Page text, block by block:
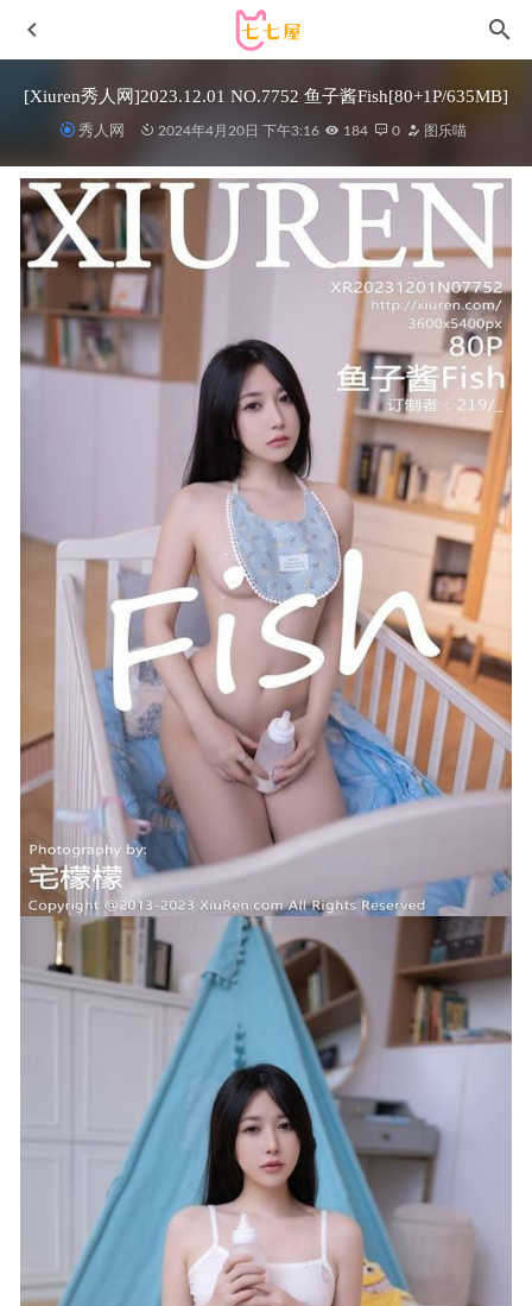
[Xiuren秀人网]2023.12.01 NO.7752 鱼子酱Fish[80+1P/635MB]
秀人网 2024年4月20日 下午3:16 184 0 图乐喵
ElyEE子 – NO.133 2024.June-Tier 3 [55P-143MB] 2024-07-
21
奈汐酱nice – 与梦[64P+1V-1.37GB]
2025-03-12
ZinieQ – Chunli Street Fighter [38P+15V／1.02GB] 2026-06-
桜桃喵 – NO.201 瑜伽服[45P-282MB]
2025-03-28
亚马逊鲶鱼 – NO.22 水无月巫女 [28P-176MB]
2026-03-31